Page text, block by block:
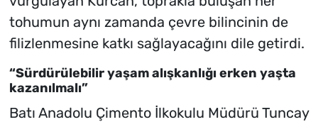
tohumun aynı zamanda çevre bilincinin de
filizlenmesine katkı sağlayacağını dile getirdi.
“Sürdürülebilir yaşam alışkanlığı erken yaşta
kazanılmalı”
Batı Anadolu Çimento İlkokulu Müdürü Tuncay